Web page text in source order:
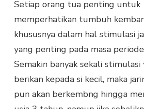
Setiap orang tua penting untuk
memperhatikan tumbuh
khususnya dalam hal stimulasi
yang penting pada masa
Semakin banyak sekali
berikan kepada si kecil, maka
pun akan berkembng hingga